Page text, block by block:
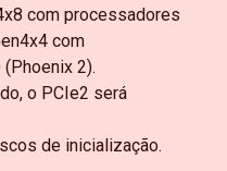
com processadores
com
2).
o PCIe2 será
de inicialização.